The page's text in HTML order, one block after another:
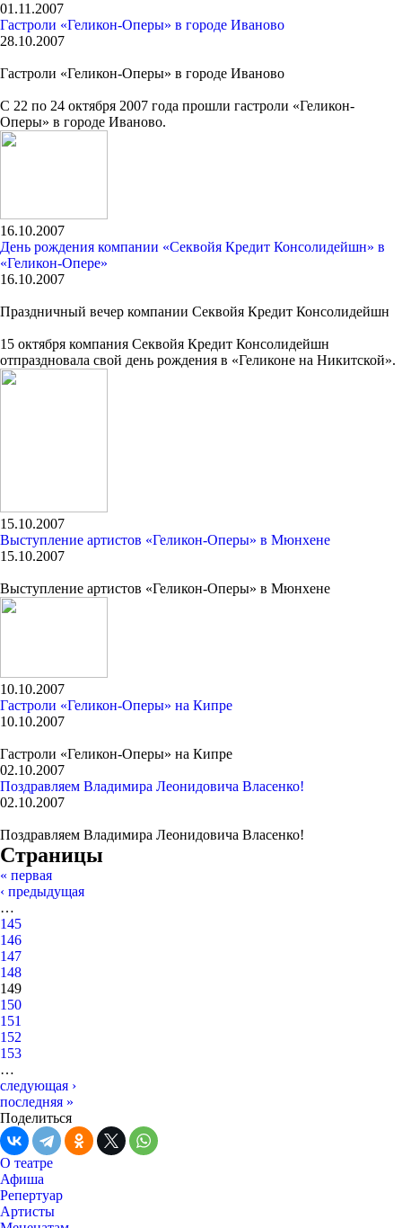
01.11.2007
Гастроли «Геликон-Оперы» в городе Иваново
28.10.2007
Гастроли «Геликон-Оперы» в городе Иваново
С 22 по 24 октября 2007 года прошли гастроли «Геликон-
Оперы» в городе Иваново.
16.10.2007
День рождения компании «Секвойя Кредит Консолидейшн» в
«Геликон-Опере»
16.10.2007
Праздничный вечер компании Секвойя Кредит Консолидейшн
15 октября компания Секвойя Кредит Консолидейшн
отпраздновала свой день рождения в «Геликоне на Никитской».
15.10.2007
Выступление артистов «Геликон-Оперы» в Мюнхене
15.10.2007
Выступление артистов «Геликон-Оперы» в Мюнхене
10.10.2007
Гастроли «Геликон-Оперы» на Кипре
10.10.2007
Гастроли «Геликон-Оперы» на Кипре
02.10.2007
Поздравляем Владимира Леонидовича Власенко!
02.10.2007
Поздравляем Владимира Леонидовича Власенко!
Страницы
« первая
‹ предыдущая
…
145
146
147
148
149
150
151
152
153
…
следующая ›
последняя »
Поделиться
О театре
Афиша
Репертуар
Артисты